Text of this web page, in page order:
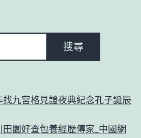
搜尋
九宮格見證夜典紀念孔子誕辰
園好查包養經歷傳家_中國網